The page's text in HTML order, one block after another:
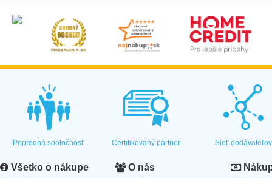
Popredná spoločnosť Certifikovaný partner Sieť dodávateľov
Všetko o nákupe O nás